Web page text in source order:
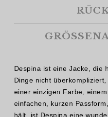
Despina ist eine Jacke, die
Dinge nicht
einer einzigen Farbe,
einfachen, kurzen
hält, ist Despina eine